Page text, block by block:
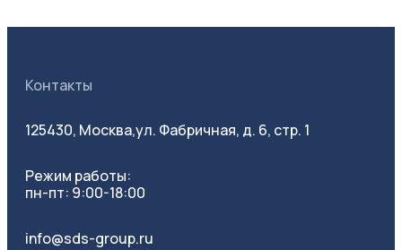
Контакты
125430, Москва,ул. Фабричная, д. 6, стр. 1
Режим работы:
пн-пт: 9:00-18:00
info@sds-group.ru